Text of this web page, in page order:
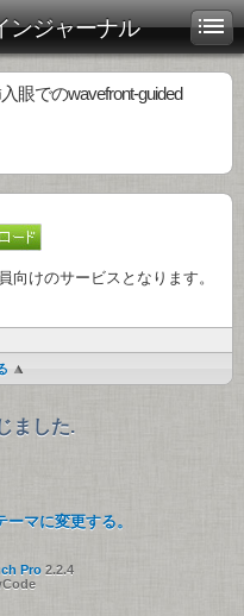
ンジャーナル
眼でのwavefront-guided
けのサービスとなります。
ました.
ーマに変更する。
Pro2.2.4